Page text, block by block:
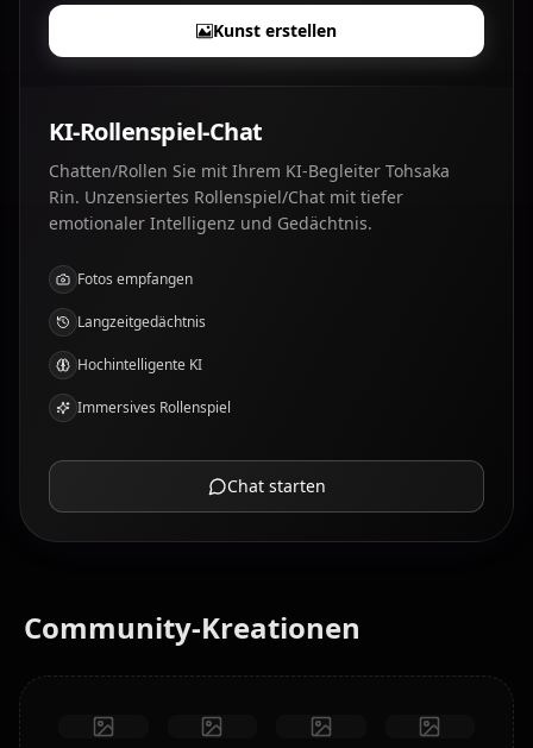
Kunst erstellen
KI-Rollenspiel-Chat
Chatten/Rollen Sie mit Ihrem KI-Begleiter Tohsaka
Rin. Unzensiertes Rollenspiel/Chat mit tiefer
emotionaler Intelligenz und Gedächtnis.
Fotos empfangen
Langzeitgedächtnis
Hochintelligente KI
Immersives Rollenspiel
Chat starten
Community-Kreationen